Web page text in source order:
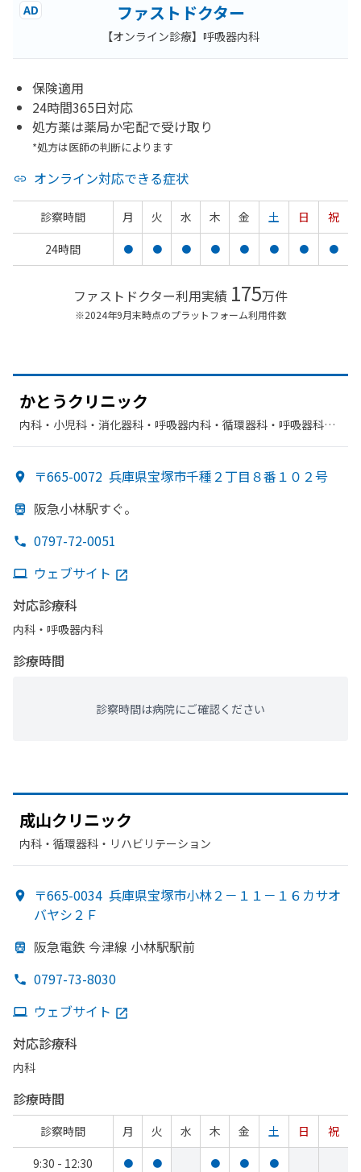
AD ファストドクター
【オンライン診療】呼吸器内科
保険適用
24時間365日対応
処方薬は薬局か宅配で受け取り
*処方は医師の判断によります
オンライン対応できる症状
診察時間 月 火 水 木 金 土 日
祝
24時間
● ● ● ● ● ● ● ●
ファストドクター利用実績 175万件
※2024年9月末時点のプラットフォーム利用件数
かとうクリニック
内科・​小児科・​消化器科・​呼吸器内科・​循環器科・​呼吸器科・​
〒665-0072 兵庫県宝塚市千種２丁目８番１０２号
阪急小林駅すぐ。
0797-72-0051
ウェブサイト
対応診療科
内科・​呼吸器内科
診療時間
診察時間は病院にご確認ください
成山クリニック
内科・​循環器科・​リハビリテーション
〒665-0034 兵庫県宝塚市小林２－１１－１６カサオ
バヤシ２Ｆ
阪急電鉄 今津線 小林駅駅前
0797-73-8030
ウェブサイト
対応診療科
内科
診療時間
診察時間 月 火 水 木 金 土 日
祝
9:30 - 12:30
● ● ● ● ●